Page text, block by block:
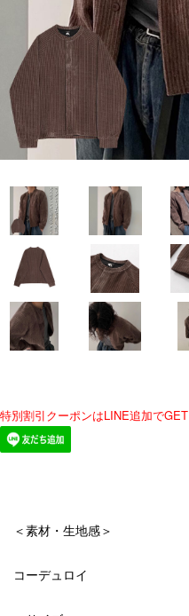
特別割引クーポンはLINE追加でGET
＜素材・生地感＞
コーデュロイ